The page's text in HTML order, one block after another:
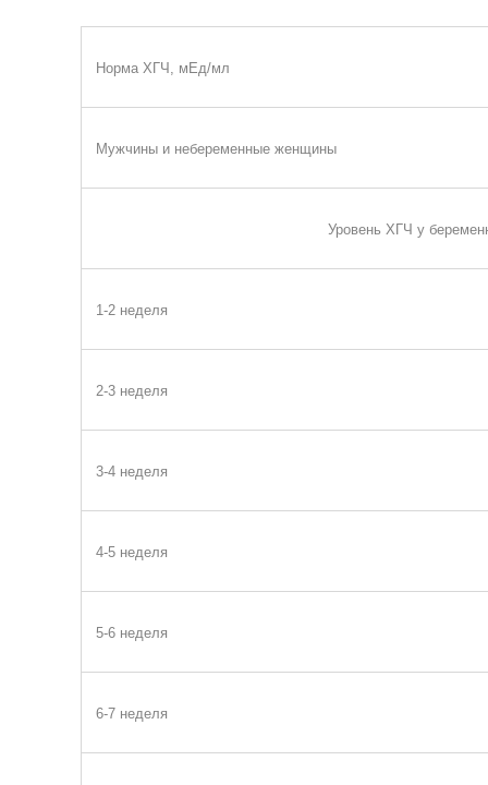
Норма ХГЧ, мЕд/мл
Мужчины и небеременные женщины
Уровень ХГЧ у
1-2 неделя
2-3 неделя
3-4 неделя
4-5 неделя
5-6 неделя
6-7 неделя